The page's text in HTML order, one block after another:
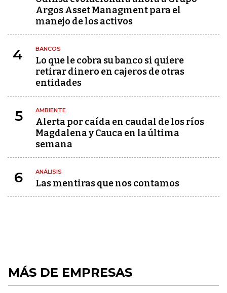
Argos Asset Managment para el
manejo de los activos
4 BANCOS
Lo que le cobra su banco si quiere
retirar dinero en cajeros de otras
entidades
5 AMBIENTE
Alerta por caída en caudal de los ríos
Magdalena y Cauca en la última
semana
6 ANÁLISIS
Las mentiras que nos contamos
MÁS DE EMPRESAS